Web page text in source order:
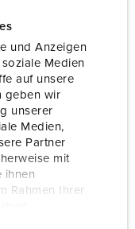
und Anzeigen
Medien
auf unsere
geben wir
unserer
Medien,
Partner
mit
ihnen
Rahmen Ihrer